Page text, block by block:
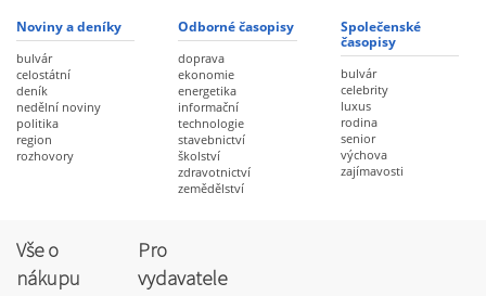
Noviny a deníky
bulvár
celostátní
deník
nedělní noviny
politika
region
rozhovory
Odborné časopisy
doprava
ekonomie
energetika
informační
technologie
stavebnictví
školství
zdravotnictví
zemědělství
Společenské
časopisy
bulvár
celebrity
luxus
rodina
senior
výchova
zajímavosti
Vše o
nákupu
Pro
vydavatele